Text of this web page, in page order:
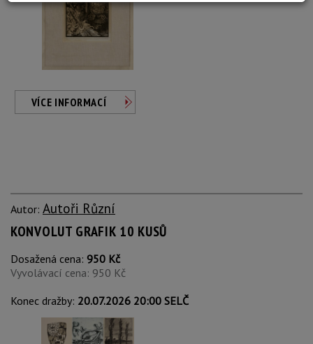
VÍCE INFORMACÍ
Autor: Autoři Různí
KONVOLUT GRAFIK 10 KUSŮ
Dosažená cena: 950 Kč
Vyvolávací cena: 950 Kč
Konec dražby: 20.07.2026 20:00 SELČ